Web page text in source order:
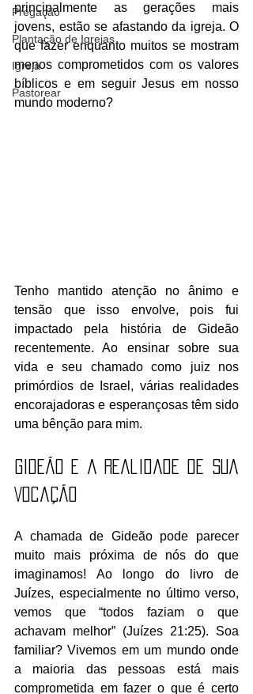
Pregação
Plantação de Igrejas
Igreja
Pastorear
principalmente as gerações mais
jovens, estão se afastando da igreja. O
que fazer enquanto muitos se mostram
menos comprometidos com os valores
bíblicos e em seguir Jesus em nosso
mundo moderno?
Tenho mantido atenção no ânimo e
tensão que isso envolve, pois fui
impactado pela história de Gideão
recentemente. Ao ensinar sobre sua
vida e seu chamado como juiz nos
primórdios de Israel, várias realidades
encorajadoras e esperançosas têm sido
uma bênção para mim.
Gideão e a Realidade de Sua
Vocação
A chamada de Gideão pode parecer
muito mais próxima de nós do que
imaginamos! Ao longo do livro de
Juízes, especialmente no último verso,
vemos que “todos faziam o que
achavam melhor” (Juízes 21:25). Soa
familiar? Vivemos em um mundo onde
a maioria das pessoas está mais
comprometida em fazer o que é certo